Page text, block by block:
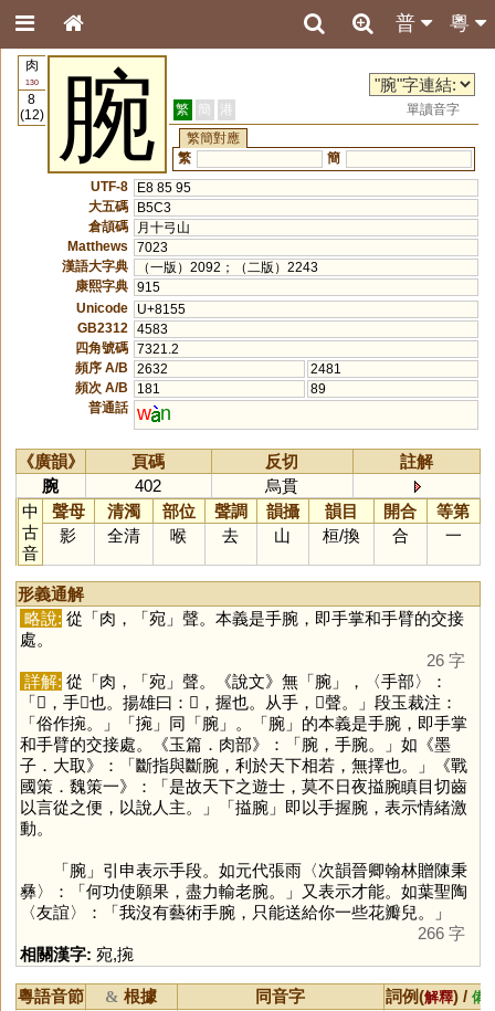
粵
普
肉
130
8
(12)
腕 繁 簡 港
單讀音字
繁簡對應
繁
簡
UTF-8
E8 85 95
大五碼
B5C3
倉頡碼
月十弓山
Matthews
7023
漢語大字典
（一版）2092；（二版）2243
康熙字典 915
Unicode
U+8155
GB2312
4583
四角號碼 7321.2
頻序 A/B
2632
2481
頻次 A/B
181
89
普通話 w n
《廣韻》 頁碼 反切
註解
腕
402
烏貫
中
古
音
聲母 清濁 部位 聲調 韻攝 韻目 開合
等第
影
全清 喉 去 山 桓/換 合 一
形義通解
略說: 從「肉，「 宛」聲。本義是手腕，即手掌和手臂的交接
處。
26 字
詳解: 從「肉，「 宛」聲。《說文》無「 腕」，〈手部〉：
「𢯲，手𢯲也。揚雄曰：𢯲，握也。从手，𥄗聲。」段玉裁注：
「俗作捥。」「 捥」同「 腕」。「 腕」的本義是手腕，即手掌
和手臂的交接處。《玉篇．肉部》：「腕，手腕。」如《墨
子．大取》：「斷指與斷腕，利於天下相若，無擇也。」《戰
國策．魏策一》：「是故天下之遊士，莫不日夜搤腕瞋目切齒
以言從之便，以說人主。」「搤腕」即以手握腕，表示情緒激
動。
「 腕」引申表示手段。如元代張雨〈次韻晉卿翰林贈陳秉
彝〉：「何功使願果，盡力輸老腕。」又表示才能。如葉聖陶
〈友誼〉：「我沒有藝術手腕，只能送給你一些花瓣兒。」
266 字
相關漢字: 宛,捥
粵語音節 & 根據 同音字 詞例(解釋) / 備